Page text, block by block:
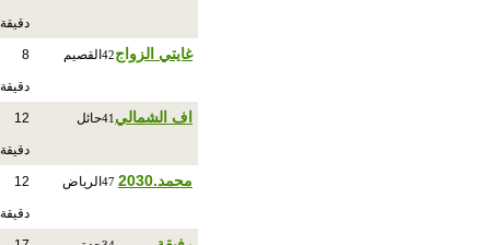
دقيقة
غايتي الزواج42 القصيم 8
دقيقة
اف الشمالي 41حائل 12
دقيقة
محمد.2030 47 الرياض 12
دقيقة